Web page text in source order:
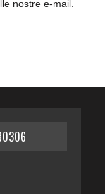
nostre e-mail.